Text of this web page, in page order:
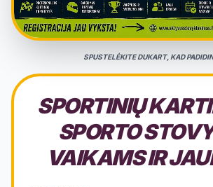
SPUSTELĖKITE DUKART, KAD
SPORTINIŲ
SPORTO
VAIKAMS IR